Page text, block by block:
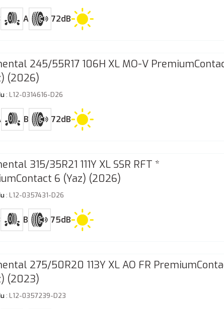
A 72dB
245/55R17 106H XL MO-V
(2026)
: L12-0314616-D26
B 72dB
315/35R21 111Y XL SSR RFT *
6 (Yaz) (2026)
: L12-0357431-D26
B 75dB
275/50R20 113Y XL AO FR
(2023)
: L12-0357239-D23